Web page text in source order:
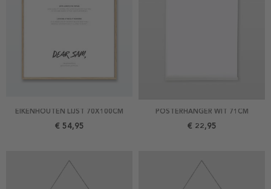
EIKENHOUTEN LIJST 70X100CM
€ 54,95
POSTERHANGER WIT 71CM
€ 22,95